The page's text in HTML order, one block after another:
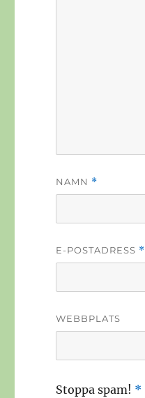
NAMN *
E-POSTADRESS *
WEBBPLATS
Stoppa spam! *